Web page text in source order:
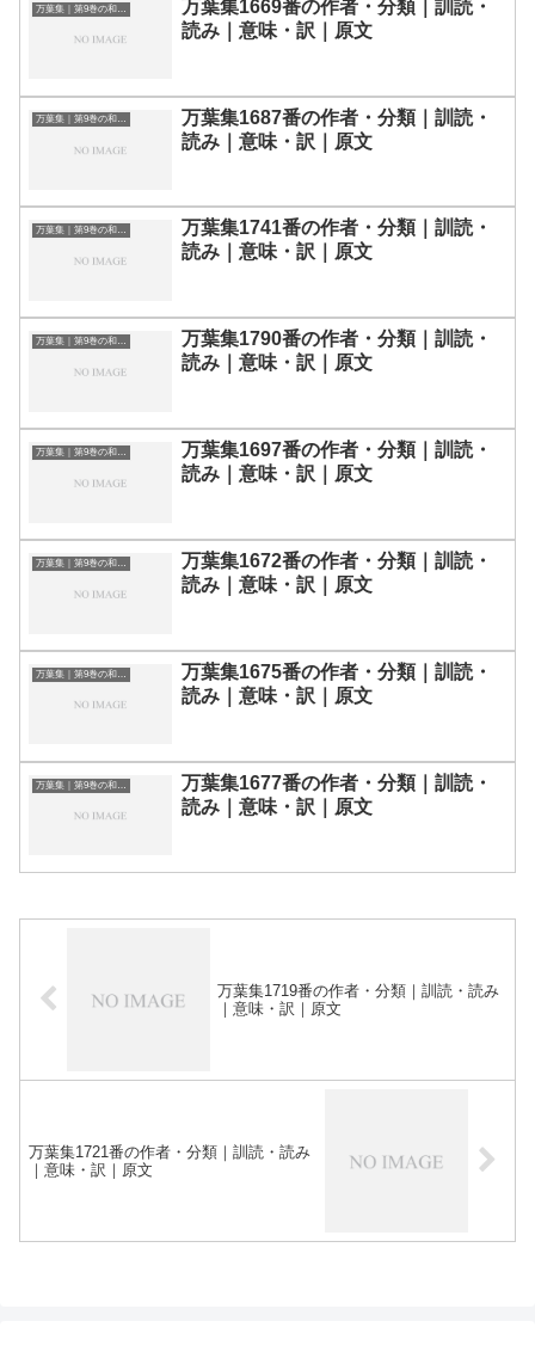
万葉集｜第9巻の和歌一覧
万葉集1669番の作者・分類｜訓読・
読み｜意味・訳｜原文
万葉集｜第9巻の和歌一覧
万葉集1687番の作者・分類｜訓読・
読み｜意味・訳｜原文
万葉集｜第9巻の和歌一覧
万葉集1741番の作者・分類｜訓読・
読み｜意味・訳｜原文
万葉集｜第9巻の和歌一覧
万葉集1790番の作者・分類｜訓読・
読み｜意味・訳｜原文
万葉集｜第9巻の和歌一覧
万葉集1697番の作者・分類｜訓読・
読み｜意味・訳｜原文
万葉集｜第9巻の和歌一覧
万葉集1672番の作者・分類｜訓読・
読み｜意味・訳｜原文
万葉集｜第9巻の和歌一覧
万葉集1675番の作者・分類｜訓読・
読み｜意味・訳｜原文
万葉集1677番の作者・分類｜訓読・
読み｜意味・訳｜原文
万葉集1719番の作者・分類｜訓読・読み
｜意味・訳｜原文
万葉集1721番の作者・分類｜訓読・読み
｜意味・訳｜原文